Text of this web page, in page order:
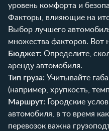
уровень комфорта и
Факторы, влияющие на
Выбор лучшего
множества факторов. Вот
Бюджет: Определите,
аренду автомобиля.
Тип груза: Учитывайте
(например, хрупкость,
Маршрут: Городские
автомобиля, в то время
перевозок важна